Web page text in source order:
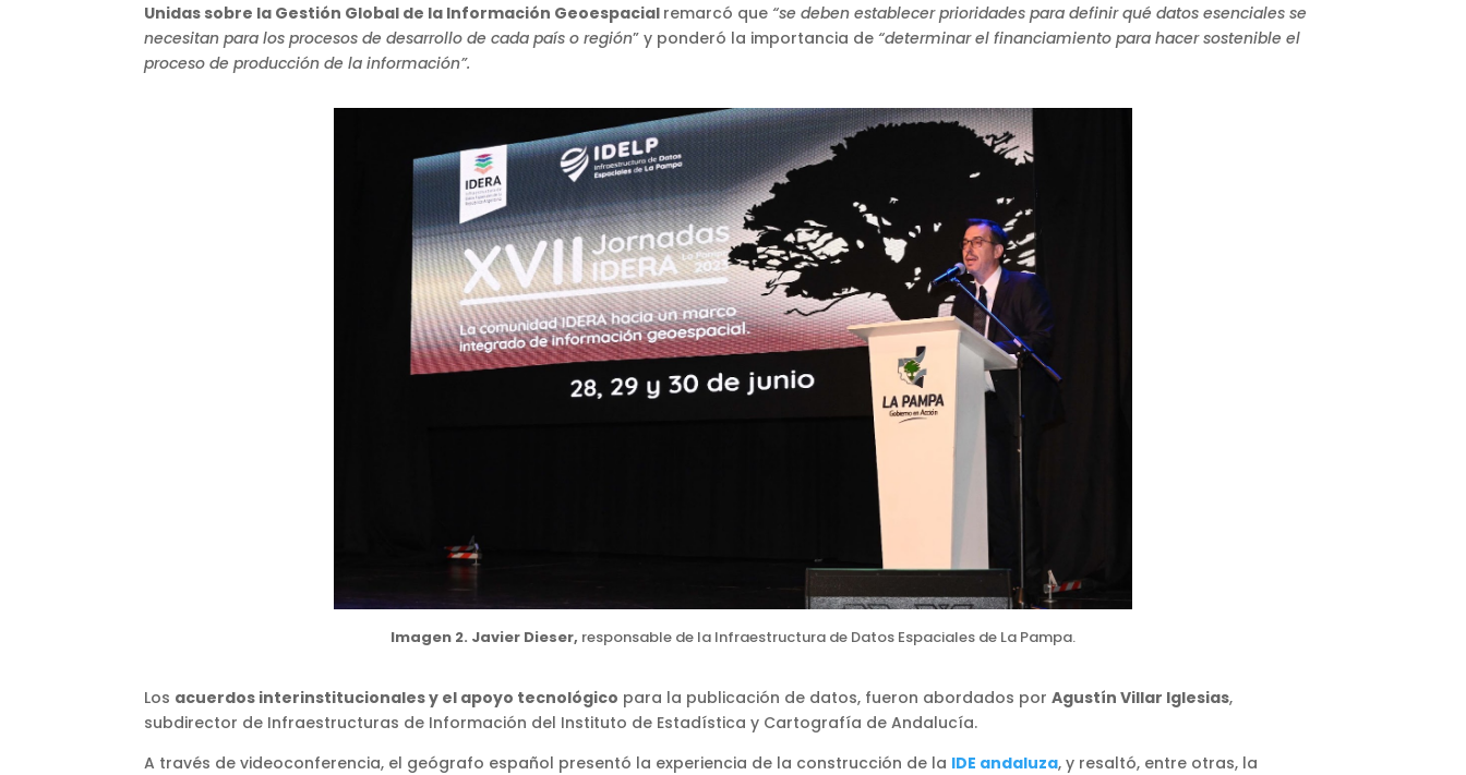
Unidas sobre la Gestión Global de la Información Geoespacial remarcó que “se deben establecer prioridades para definir qué datos esenciales se
necesitan para los procesos de desarrollo de cada país o región” y ponderó la importancia de “determinar el financiamiento para hacer sostenible el
proceso de producción de la información”.
Imagen 2. Javier Dieser, responsable de la Infraestructura de Datos Espaciales de La Pampa.
Los acuerdos interinstitucionales y el apoyo tecnológico para la publicación de datos, fueron abordados por Agustín Villar Iglesias,
subdirector de Infraestructuras de Información del Instituto de Estadística y Cartografía de Andalucía.
A través de videoconferencia, el geógrafo español presentó la experiencia de la construcción de la IDE andaluza, y resaltó, entre otras, la